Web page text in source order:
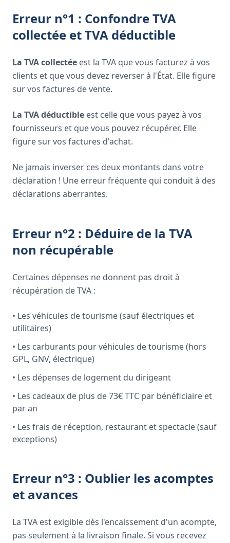
Erreur n°1 : Confondre TVA
collectée et TVA déductible
La TVA collectée est la TVA que vous facturez à vos
clients et que vous devez reverser à l'État. Elle figure
sur vos factures de vente.
La TVA déductible est celle que vous payez à vos
fournisseurs et que vous pouvez récupérer. Elle
figure sur vos factures d'achat.
Ne jamais inverser ces deux montants dans votre
déclaration ! Une erreur fréquente qui conduit à des
déclarations aberrantes.
Erreur n°2 : Déduire de la TVA
non récupérable
Certaines dépenses ne donnent pas droit à
récupération de TVA :
• Les véhicules de tourisme (sauf électriques et
utilitaires)
• Les carburants pour véhicules de tourisme (hors
GPL, GNV, électrique)
• Les dépenses de logement du dirigeant
• Les cadeaux de plus de 73€ TTC par bénéficiaire et
par an
• Les frais de réception, restaurant et spectacle (sauf
exceptions)
Erreur n°3 : Oublier les acomptes
et avances
La TVA est exigible dès l'encaissement d'un acompte,
pas seulement à la livraison finale. Si vous recevez